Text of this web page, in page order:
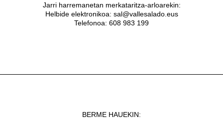
Jarri harremanetan merkataritza-arloarekin:
Helbide elektronikoa: sal@vallesalado.eus
Telefonoa: 608 983 199
BERME HAUEKIN: